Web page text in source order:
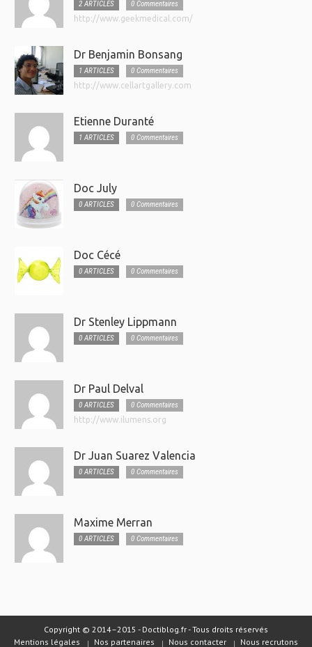
2 ARTICLES
0 Commentaires
http://www.geekmedical.com/
Dr Benjamin Bonsang
1 ARTICLES
0 Commentaires
http://www.cellartgallery.com
Etienne Duranté
1 ARTICLES 0 Commentaires
Doc July
0 ARTICLES 0 Commentaires
Doc Cécé
0 ARTICLES 0 Commentaires
Dr Stenley Lippmann
0 ARTICLES 0 Commentaires
Dr Paul Delval
0 ARTICLES
0 Commentaires
http://www.ilumens.org
Dr Juan Suarez Valencia
0 ARTICLES 0 Commentaires
Maxime Merran
0 ARTICLES 0 Commentaires
Copyright © 2014–2015 - Doctiblog.fr - Tous droits réservés
Mentions légales
Nos partenaires Nous contacter Nous recrutons